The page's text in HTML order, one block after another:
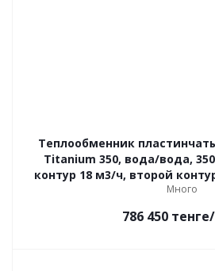
Теплообменник
Titanium 350, вода/вода,
контур 18 м3/ч, второй
Много
786 450тенге